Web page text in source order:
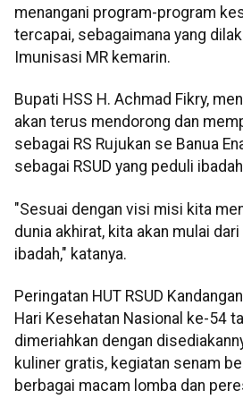
menangani program-program
tercapai, sebagaimana yang
Imunisasi MR kemarin.
Bupati HSS H. Achmad Fikry,
akan terus mendorong dan
sebagai RS Rujukan se Banua
sebagai RSUD yang peduli
"Sesuai dengan visi misi kita
dunia akhirat, kita akan mulai
ibadah," katanya.
Peringatan HUT RSUD
Hari Kesehatan Nasional ke-54
dimeriahkan dengan
kuliner gratis, kegiatan senam
berbagai macam lomba dan